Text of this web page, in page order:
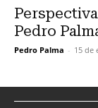
Pedro
Pedro Palma - 15 de